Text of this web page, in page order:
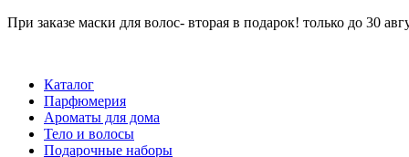
При заказе маски для волос- вторая в подарок! только до 30
Каталог
Парфюмерия
Ароматы для дома
Тело и волосы
Подарочные наборы